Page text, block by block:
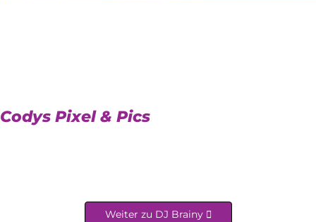
Codys Pixel & Pics
Weiter zu DJ Brainy